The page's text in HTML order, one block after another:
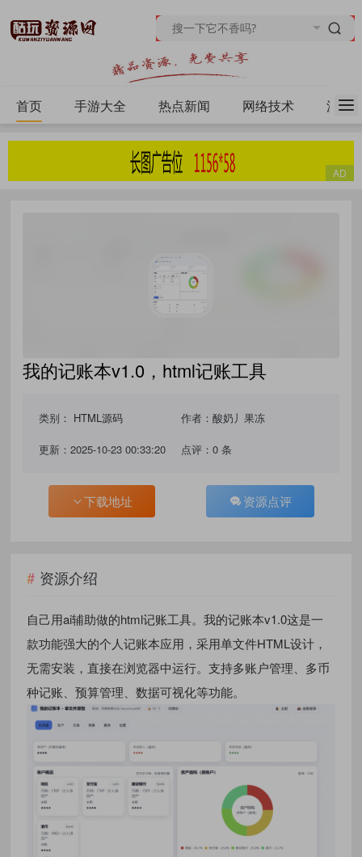
首页 手游大全 热点新闻 网络技术 源码
我的记账本v1.0，html记账工具
类别： HTML源码 作者：酸奶丿果冻
更新：2025-10-23 00:33:20 点评：0 条
下载地址 资源点评
资源介绍
自己用ai辅助做的html记账工具。我的记账本v1.0这是一
款功能强大的个人记账本应用，采用单文件HTML设计，
无需安装，直接在浏览器中运行。支持多账户管理、多币
种记账、预算管理、数据可视化等功能。